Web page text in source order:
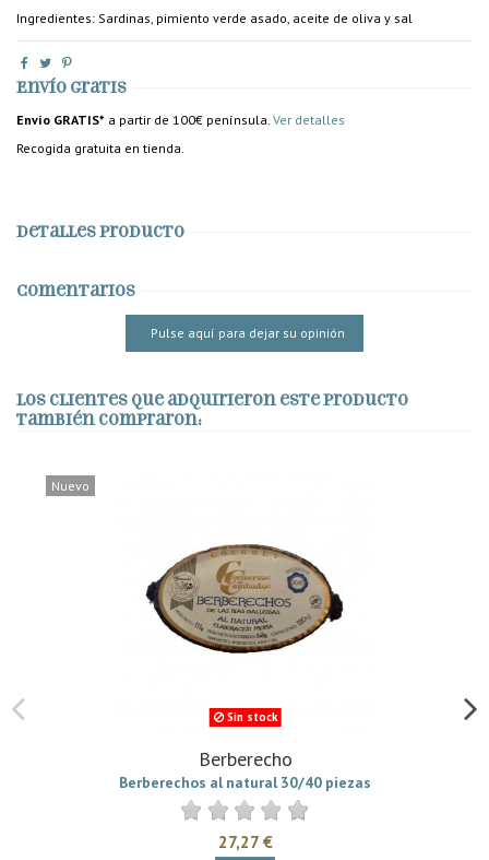
Ingredientes: Sardinas, pimiento verde asado, aceite de oliva y sal
Envío gratis
Envío GRATIS* a partir de 100€ península. Ver detalles
Recogida gratuita en tienda.
Detalles producto
Comentarios
Pulse aquí para dejar su opinión
Los clientes que adquirieron este producto
también compraron:
Nuevo
Sin stock
Berberecho
Berberechos al natural 30/40 piezas
27,27 €